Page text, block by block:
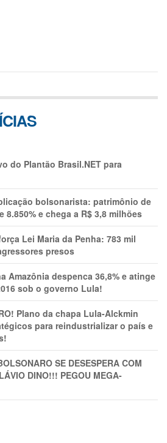
do Plantão Brasil.NET para
bolsonarista: patrimônio de
8.850% e chega a R$ 3,8 milhões
Lei Maria da Penha: 783 mil
presos
Amazônia despenca 36,8% e atinge
sob o governo Lula!
Plano da chapa Lula-Alckmin
para reindustrializar o país e
SE DESESPERA COM
DINO!!! PEGOU MEGA-